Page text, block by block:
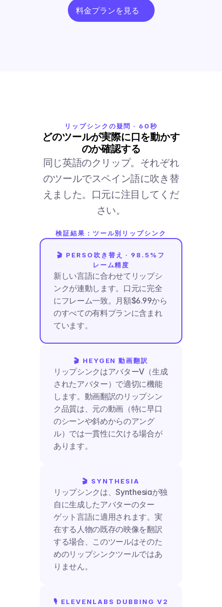
料金プランを見る
リップシンクの疑問 · 60秒
どのツールが実際に口を動かす
のか確認する
同じ英語のクリップ。それぞれ
のツールでスペイン語に吹き替
えました。口元に注目してくだ
さい。
検証結果：ツール別リップシンク
🎬 PERSO吹き替え · 98.5%フ
レーム精度
新しい言語に合わせてリップシ
ンクが連動します。口元に完全
にフレーム一致。月額$6.99から
のすべての有料プランに含まれ
ています。
🎬 HEYGEN 動画翻訳
リップシンクはアバターV（生成
されたアバター）で適切に機能
します。動画翻訳のリップシン
ク品質は、元の動画（特に早口
のシーンや斜めからのアング
ル）では一貫性に欠ける場合が
あります。
🎬 SYNTHESIA
リップシンクは、Synthesiaが独
自に生成したアバターのター
ゲット言語に適用されます。実
在する人物の既存の映像を翻訳
する場合、このツールはそのた
めのリップシンクツールではあ
りません。
🎙️ ELEVENLABS DUBBING V2